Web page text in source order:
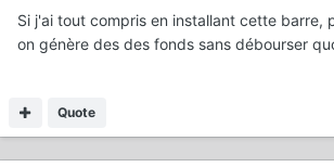
Si j'ai tout compris en installant cette barre,
on génère des des fonds sans débourser
Quote